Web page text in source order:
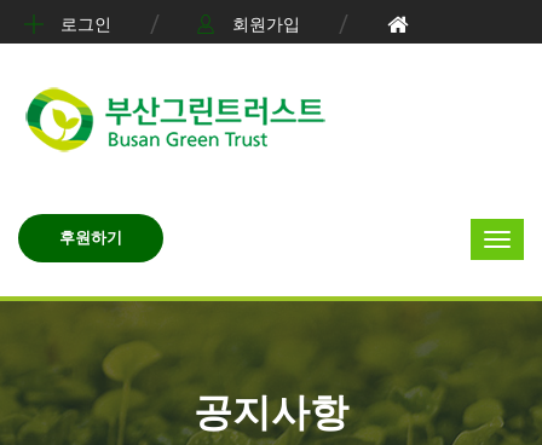
로그인 회원가입
후원하기
공지사항